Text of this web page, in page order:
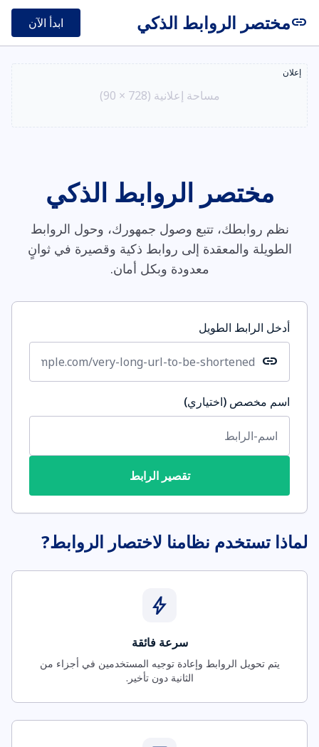
linkمختصر الروابط الذكي ابدأ الآن
إعلان
مساحة إعلانية (728 × 90)
مختصر الروابط الذكي
نظم روابطك، تتبع وصول جمهورك، وحول الروابط
الطويلة والمعقدة إلى روابط ذكية وقصيرة في ثوانٍ
معدودة وبكل أمان.
أدخل الرابط الطويل
link
اسم مخصص (اختياري)
تقصير الرابط
لماذا تستخدم نظامنا لاختصار الروابط?
bolt
سرعة فائقة
يتم تحويل الروابط وإعادة توجيه المستخدمين في أجزاء من
الثانية دون تأخير.